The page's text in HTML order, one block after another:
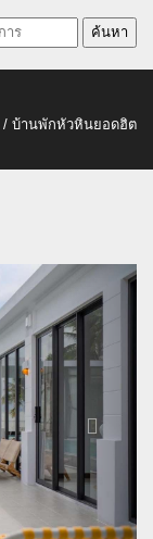
/ บ้านพักหัวหินยอดฮิต